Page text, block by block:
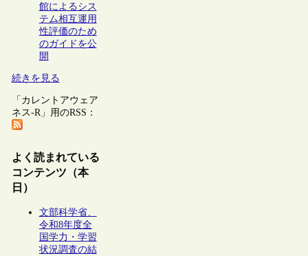
館によるシス
テム相互運用
性評価のため
のガイドを公
開
続きを見る
「カレントアウェア
ネス-R」用のRSS：
よく読まれている
コンテンツ（本
日）
文部科学省、
令和8年度全
国学力・学習
状況調査の結